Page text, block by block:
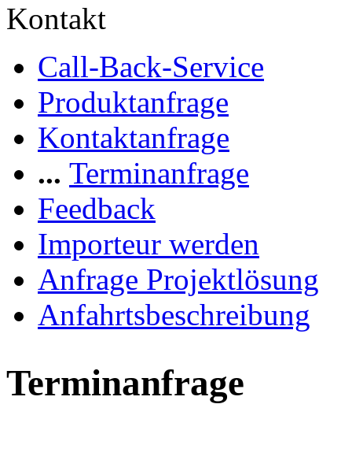
Kontakt
Call-Back-Service
Produktanfrage
Kontaktanfrage
... Terminanfrage
Feedback
Importeur werden
Anfrage Projektlösung
Anfahrtsbeschreibung
Terminanfrage